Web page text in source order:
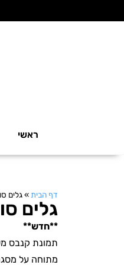
ראשי
דף הבית »גלים
גלים
**חדש**
תמונת קנבס
מתוחה על